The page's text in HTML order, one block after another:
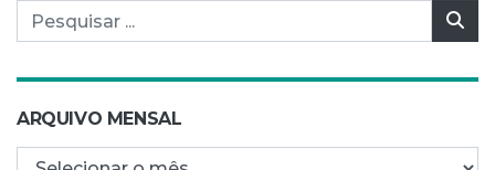
Pesquisar por:
ARQUIVO MENSAL
Arquivo mensal